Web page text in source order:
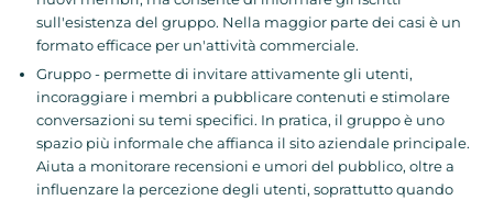
sull'esistenza del gruppo. Nella maggior parte dei casi è un
formato efficace per un'attività commerciale.
Gruppo - permette di invitare attivamente gli utenti,
incoraggiare i membri a pubblicare contenuti e stimolare
conversazioni su temi specifici. In pratica, il gruppo è uno
spazio più informale che affianca il sito aziendale principale.
Aiuta a monitorare recensioni e umori del pubblico, oltre a
influenzare la percezione degli utenti, soprattutto quando